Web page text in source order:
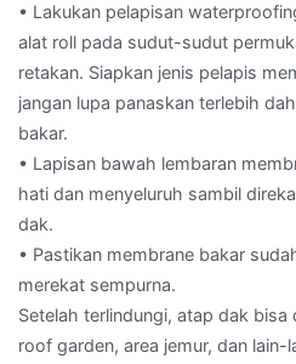
• Lakukan pelapisan
alat roll pada sudut-sudut
retakan. Siapkan jenis pelapis
jangan lupa panaskan terlebih
bakar.
• Lapisan bawah lembaran
hati dan menyeluruh sambil
dak.
• Pastikan membrane bakar
merekat sempurna.
Setelah terlindungi, atap dak
roof garden, area jemur, dan lain-